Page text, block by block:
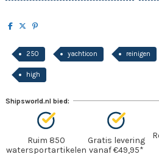
250 yachticon reinigen
high
Shipsworld.nl bied:
Ruim 850
watersportartikelen
Gratis levering
vanaf €49,95*